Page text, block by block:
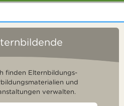
finden Elternbildungs-
und
verwalten.